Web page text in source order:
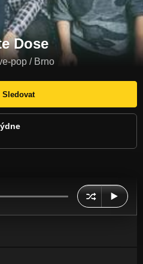
Dose
pop / Brno
Sledovat